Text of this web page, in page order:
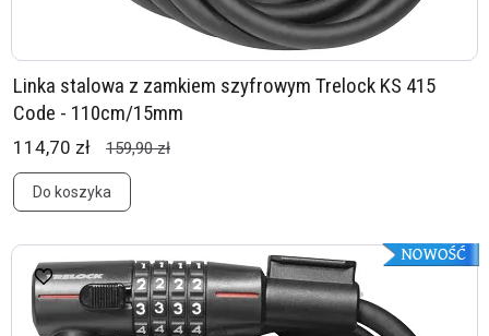
Linka stalowa z zamkiem szyfrowym Trelock KS 415
Code - 110cm/15mm
114,70 zł 159,90 zł
Do koszyka